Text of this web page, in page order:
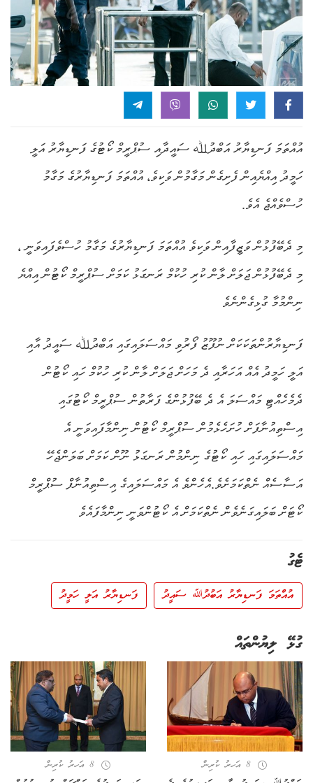
އުއްތަމަ ފަނޑިޔާރު އަބްދުﷲ ސައީދާއި ސުޕްރީމް ކޯޓުގެ ފަނޑިޔާރު އަލީ
ހަމީދު އިއްޔެއިން ފެށިގެން މަގާމުން ވަކިވެ، އުއްތަމަ ފަނޑިޔާރުގެ މަގާމު
ހުސްވެއްޖެ އެވެ.
މި ދެބޭފުޅުން ވަޒީފާއިން ވަކިވެ އުއްތަމަ ފަނޑިޔާރުގެ މަގާމު ހުސްވެފައިވަނީ ،
މި ދެބޭފުޅުން ޖަލަށް ލާން ކުރި ހުކުމް ރަނގަޅު ކަމަށް ސުޕްރީމް ކޯޓުން އިއްޔެ
ނިންމުމާ ގުޅިގެންނެވެ
ފަނޑިޔާރުންތަކަކަށް ނުފޫޒު ފޯރުވި މައްސަލައިގައި އަބްދުﷲ ސައީދު އާއި
އަލީ ހަމީދު އެއް އަހަރާއި ދެ މަހަށް ޖަލަށް ލާން ކުރި ހުކުމް ހައި ކޯޓުން
ދެމެހެއްޓި މައްސަލަ އެ ދެ ބޭފުޅުންގެ ފަރާތުން ސުޕްރީމް ކޯޓުގައި
އިސްތިއުނާފަށް ހުށަހެޅެމުން ސުޕްރީމް ކޯޓުން ނިންމާފައިވަނީ އެ
މައްސަލައިގައި ހައި ކޯޓުގެ ނިންމުން ރަނގަޅު ނޫން ކަމަށް ބަލަންޖެހޭ
އަސާސެއް ނެތްކަމަށެވެ.އެހެންވެ އެ މައްސަލައިގެ އިސްތިއުނާފް ސުޕްރީމް
ކޯޓަށް ބަލައިގަނެވެން ނެތްކަމަށް އެ ކޯޓުންވަނީ ނިންމާފައެވެ
ޓެގު
އުއްތަމަ ފަނޑިޔާރު އަބުދުﷲ ސައީދު ފަނޑިޔާރު އަލީ ހަމީދު
ގުޅޭ ލިޔުންތައް
8 އަހރު ކުރިން 8 އަހރު ކުރިން